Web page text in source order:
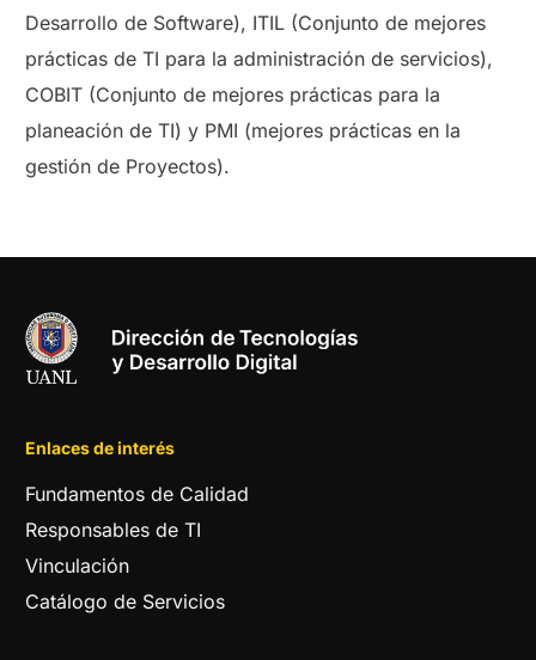
Desarrollo de Software), ITIL (Conjunto de mejores
prácticas de TI para la administración de servicios),
COBIT (Conjunto de mejores prácticas para la
planeación de TI) y PMI (mejores prácticas en la
gestión de Proyectos).
Enlaces de interés
Fundamentos de Calidad
Responsables de TI
Vinculación
Catálogo de Servicios